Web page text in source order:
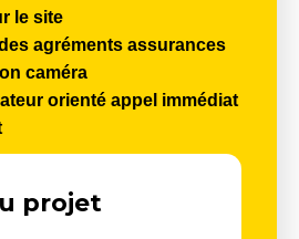
le site
agréments assurances
caméra
orienté appel immédiat
projet